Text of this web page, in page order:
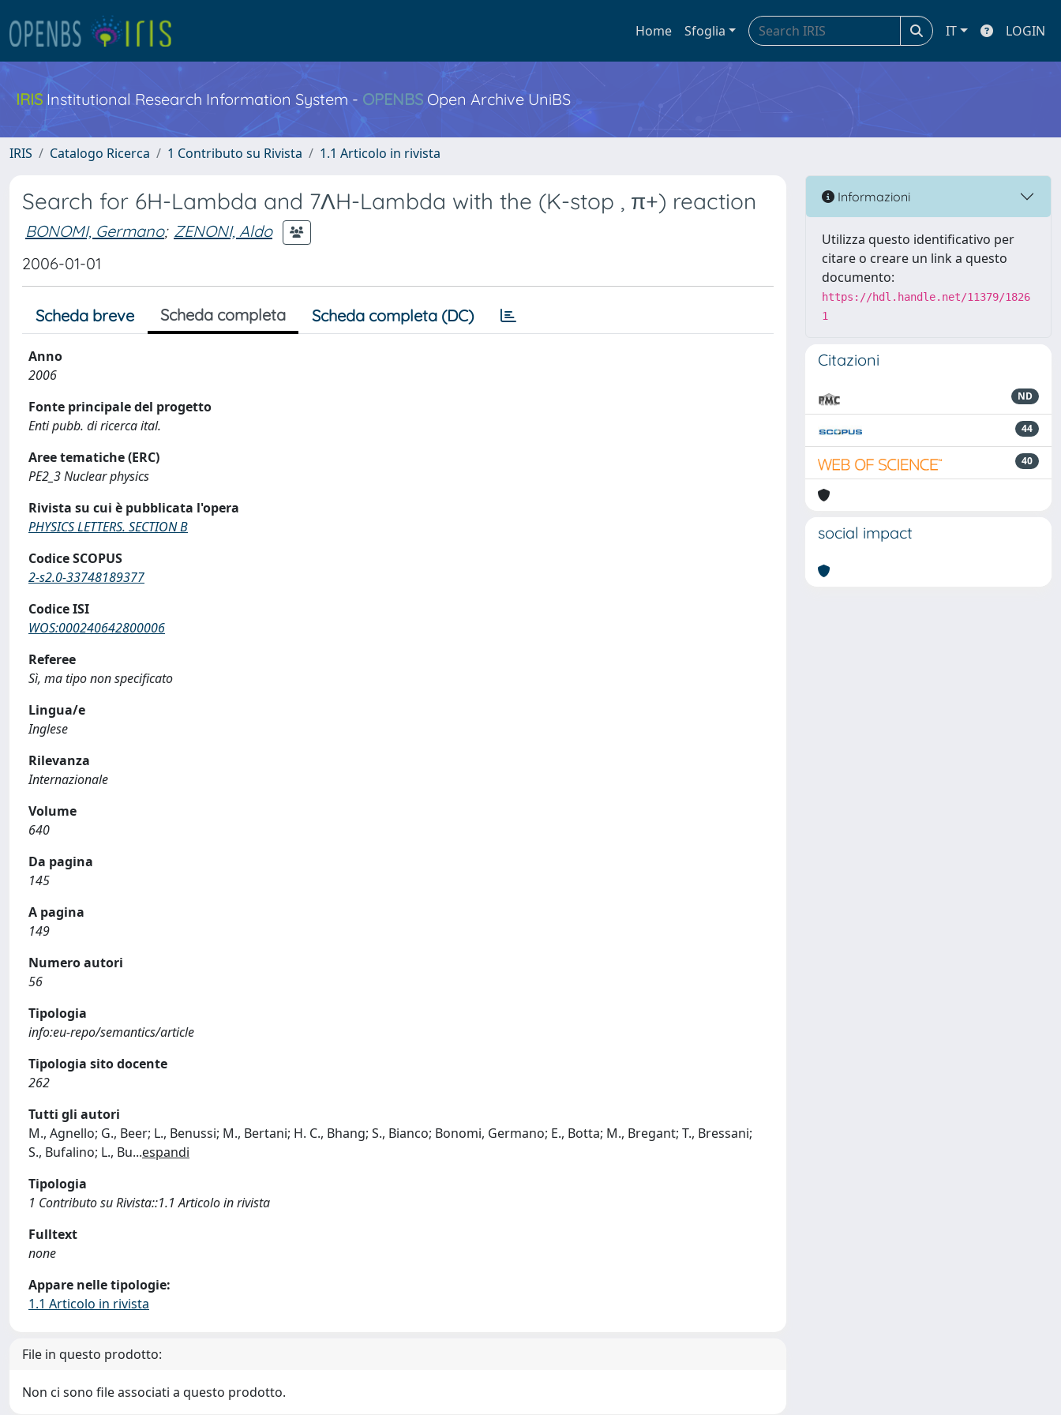
Home Sfoglia IT LOGIN
IRIS Institutional Research Information System - OPENBS Open Archive UniBS
IRIS Catalogo Ricerca 1 Contributo su Rivista 1.1 Articolo in rivista
Search for 6H-Lambda and 7ΛH-Lambda with the (K-stop , π+) reaction
BONOMI, Germano; ZENONI, Aldo
2006-01-01
Scheda breve Scheda completa Scheda completa (DC)
Anno
2006
Fonte principale del progetto
Enti pubb. di ricerca ital.
Aree tematiche (ERC)
PE2_3 Nuclear physics
Rivista su cui è pubblicata l'opera
PHYSICS LETTERS. SECTION B
Codice SCOPUS
2-s2.0-33748189377
Codice ISI
WOS:000240642800006
Referee
Sì, ma tipo non specificato
Lingua/e
Inglese
Rilevanza
Internazionale
Volume
640
Da pagina
145
A pagina
149
Numero autori
56
Tipologia
info:eu-repo/semantics/article
Tipologia sito docente
262
Tutti gli autori
M., Agnello; G., Beer; L., Benussi; M., Bertani; H. C., Bhang; S., Bianco; Bonomi, Germano; E., Botta; M., Bregant; T., Bressani;
S., Bufalino; L., Bu...espandi
Tipologia
1 Contributo su Rivista::1.1 Articolo in rivista
Fulltext
none
Appare nelle tipologie:
1.1 Articolo in rivista
File in questo prodotto:
Non ci sono file associati a questo prodotto.
Informazioni
Utilizza questo identificativo per
citare o creare un link a questo
documento:
https://hdl.handle.net/11379/1826
1
Citazioni
ND
44
40
social impact